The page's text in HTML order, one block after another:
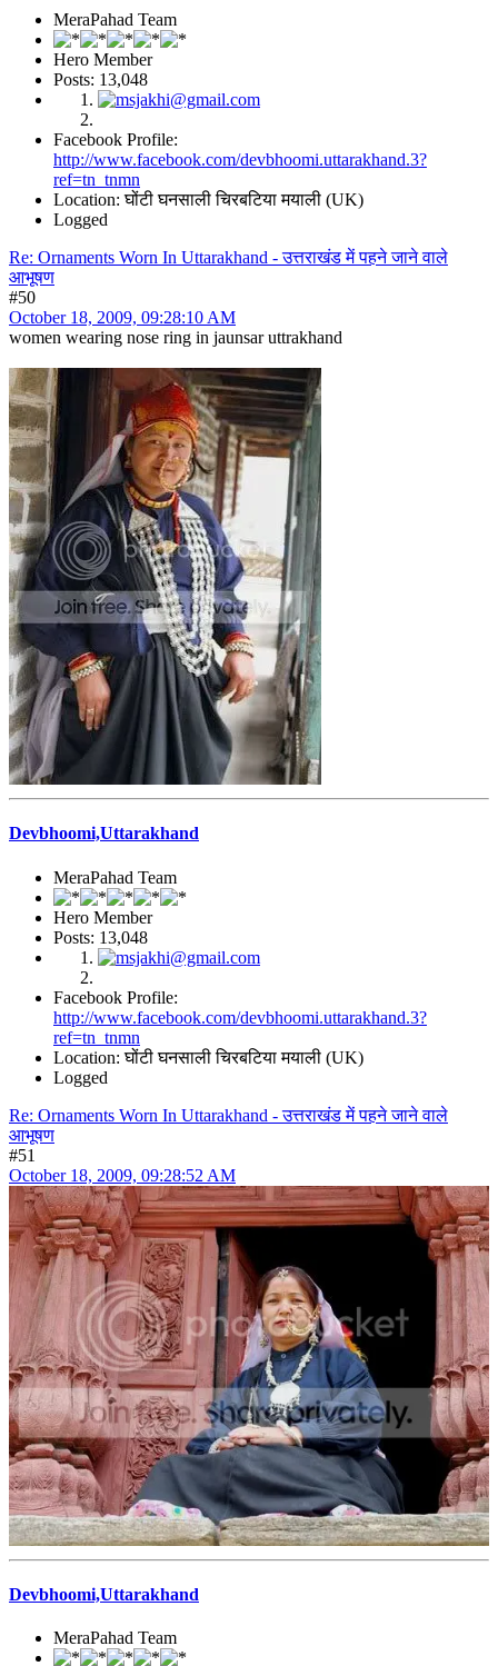
MeraPahad Team
Hero Member
Posts: 13,048
Facebook Profile:
http://www.facebook.com/devbhoomi.uttarakhand.3?
ref=tn_tnmn
Location: घोंटी घनसाली चिरबटिया मयाली (UK)
Logged
Re: Ornaments Worn In Uttarakhand - उत्तराखंड में पहने जाने वाले
आभूषण
#50
October 18, 2009, 09:28:10 AM
women wearing nose ring in jaunsar uttrakhand
Devbhoomi,Uttarakhand
MeraPahad Team
Hero Member
Posts: 13,048
Facebook Profile:
http://www.facebook.com/devbhoomi.uttarakhand.3?
ref=tn_tnmn
Location: घोंटी घनसाली चिरबटिया मयाली (UK)
Logged
Re: Ornaments Worn In Uttarakhand - उत्तराखंड में पहने जाने वाले
आभूषण
#51
October 18, 2009, 09:28:52 AM
Devbhoomi,Uttarakhand
MeraPahad Team